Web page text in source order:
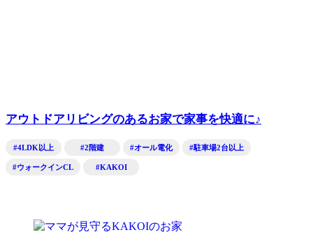
アウトドアリビングのあるお家で家事を快適に♪
#4LDK以上 #2階建 #オール電化 #駐車場2台以上
#ウォークインCL #KAKOI